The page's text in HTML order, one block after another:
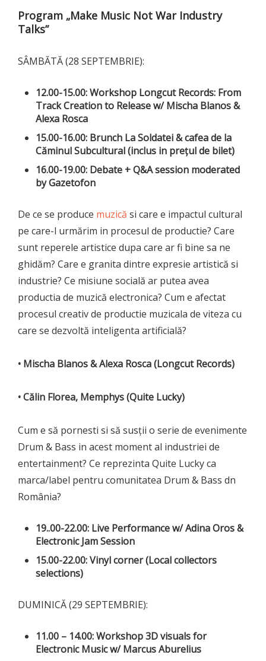
Program „Make Music Not War Industry
Talks”
SÂMBĂTĂ (28 SEPTEMBRIE):
12.00-15.00: Workshop Longcut Records: From
Track Creation to Release w/ Mischa Blanos &
Alexa Rosca
15.00-16.00: Brunch La Soldatei & cafea de la
Căminul Subcultural (inclus in prețul de bilet)
16.00-19.00: Debate + Q&A session moderated
by Gazetofon
De ce se produce muzică si care e impactul cultural
pe care-l urmărim in procesul de productie? Care
sunt reperele artistice dupa care ar fi bine sa ne
ghidăm? Care e granita dintre expresie artistică si
industrie? Ce misiune socială ar putea avea
productia de muzică electronica? Cum e afectat
procesul creativ de productie muzicala de viteza cu
care se dezvoltă inteligenta artificială?
• Mischa Blanos & Alexa Rosca (Longcut Records)
• Călin Florea, Memphys (Quite Lucky)
Cum e să pornesti si să susții o serie de evenimente
Drum & Bass in acest moment al industriei de
entertainment? Ce reprezinta Quite Lucky ca
marca/label pentru comunitatea Drum & Bass dn
România?
19..00-22.00: Live Performance w/ Adina Oros&
Electronic Jam Session
15.00-22.00: Vinyl corner (Local collectors
selections)
DUMINICĂ (29 SEPTEMBRIE):
11.00 – 14.00: Workshop3D visuals for
Electronic Music w/ Marcus Aburelius